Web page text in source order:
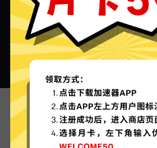
Air加速器VPN的